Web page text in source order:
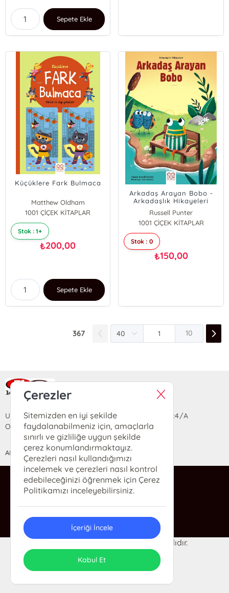
Sepete Ekle
Küçüklere Fark Bulmaca
Matthew Oldham
1001 ÇİÇEK KİTAPLAR
Stok : 1+
₺200,00
Sepete Ekle
Arkadaş Arayan Bobo -
Arkadaşlık Hikayeleri
Russell Punter
1001 ÇİÇEK KİTAPLAR
Stok : 0
₺150,00
367 10
Ra Yayın Kitabevi
Uzun Sokak Saray Çarşısı Lara Sineması Girişi No:4/A
Ortahisar/TRABZON
ANASAYFA YARDIM İLETİŞİM
ra@rakitap.com
0(462) 326 49 71
© 2024 Ra Kitabevi. Her hakkı saklıdır.
Tasarım & Uygulama
Çerezler
Sitemizden en iyi şekilde
faydalanabilmeniz için, amaçlarla
sınırlı ve gizliliğe uygun şekilde
çerez konumlandırmaktayız.
Çerezleri nasıl kullandığımızı
incelemek ve çerezleri nasıl kontrol
edebileceğinizi öğrenmek için Çerez
Politikamızı inceleyebilirsiniz.
İçeriği İncele
Kabul Et